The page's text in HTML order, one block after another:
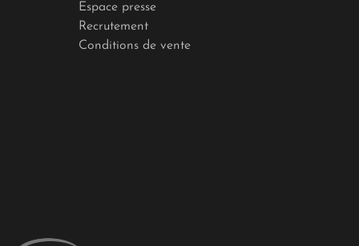
Espace presse
Recrutement
Conditions de vente